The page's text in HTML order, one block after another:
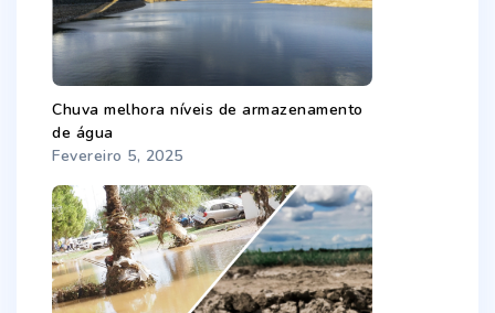
Chuva melhora níveis de armazenamento
de água
Fevereiro 5, 2025